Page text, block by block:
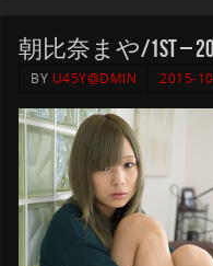
朝比奈まや/1st –
BY U45Y@DMIN 2015-